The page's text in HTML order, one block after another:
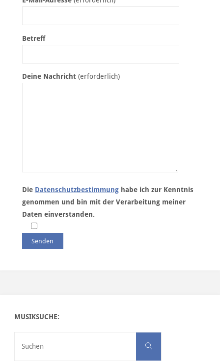
Betreff
Deine Nachricht(erforderlich)
Die Datenschutzbestimmunghabe ich zur Kenntnis
genommen und bin mit der Verarbeitung meiner
Daten einverstanden.
MUSIKSUCHE:
Suchen